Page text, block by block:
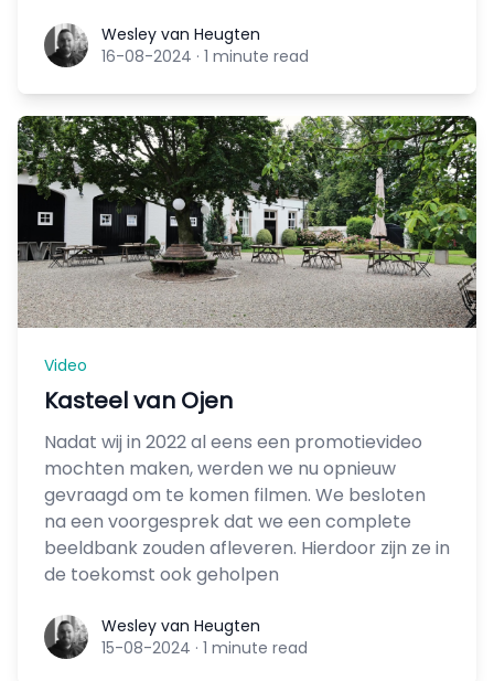
Wesley van Heugten
Wesley van Heugten
16-08-2024 · 1 minute read
Video
Kasteel van Ojen
Nadat wij in 2022 al eens een promotievideo
mochten maken, werden we nu opnieuw
gevraagd om te komen filmen. We besloten
na een voorgesprek dat we een complete
beeldbank zouden afleveren. Hierdoor zijn ze in
de toekomst ook geholpen
Wesley van Heugten
Wesley van Heugten
15-08-2024 · 1 minute read